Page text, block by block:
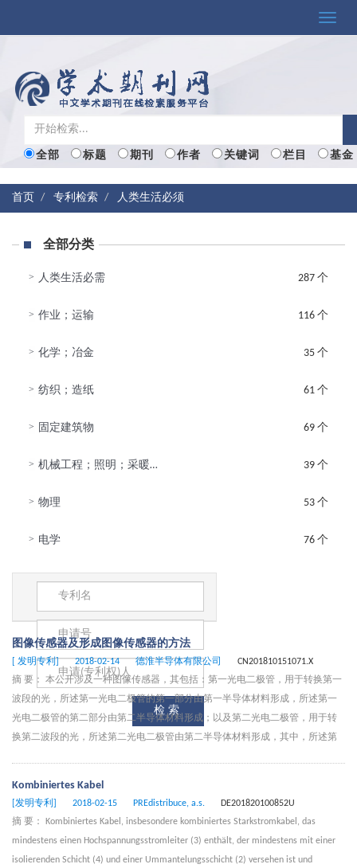
Toggle
全部 标题 期刊 作者 关键词 栏目 基金
首页 专利检索 人类生活必须
全部分类
287 个
> 人类生活必需
116 个
> 作业；运输
35 个
> 化学；冶金
61 个
> 纺织；造纸
69 个
> 固定建筑物
39 个
> 机械工程；照明；采暖；武器；爆破
53 个
> 物理
76 个
> 电学
检索
图像传感器及形成图像传感器的方法
[ 发明专利] CN201810151071.X
2018-02-14
德淮半导体有限公司
摘 要： 本公开涉及一种图像传感器，其包括：第一光电二极管，用于转换第一
波段的光，所述第一光电二极管的第一部分由第一半导体材料形成，所述第一
光电二极管的第二部分由第二半导体材料形成；以及第二光电二极管，用于转
换第二波段的光，所述第二光电二极管由第二半导体材料形成，其中，所述第
Kombiniertes Kabel
[发明专利] DE201820100852U
2018-02-15
PREdistribuce, a.s.
摘 要： Kombiniertes Kabel, insbesondere kombiniertes Starkstromkabel, das
mindestens einen Hochspannungsstromleiter (3) enthält, der mindestens mit einer
isolierenden Schicht (4) und einer Ummantelungsschicht (2) versehen ist und